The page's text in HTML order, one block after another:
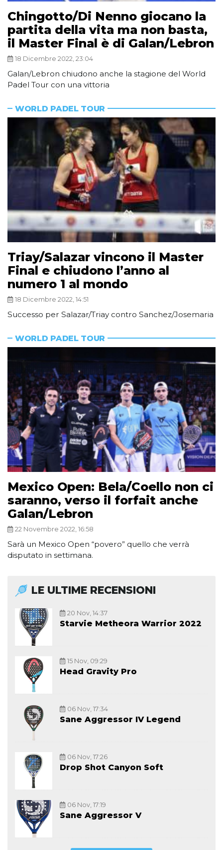
Chingotto/Di Nenno giocano la
partita della vita ma non basta,
il Master Final è di Galan/Lebron
18 Dicembre 2022, 23:04
Galan/Lebron chiudono anche la stagione del World
Padel Tour con una vittoria
WORLD PADEL TOUR
Triay/Salazar vincono il Master
Final e chiudono l’anno al
numero 1 al mondo
18 Dicembre 2022, 14:51
Successo per Salazar/Triay contro Sanchez/Josemaria
WORLD PADEL TOUR
Mexico Open: Bela/Coello non ci
saranno, verso il forfait anche
Galan/Lebron
22 Novembre 2022, 16:58
Sarà un Mexico Open “povero” quello che verrà
disputato in settimana.
LE ULTIME RECENSIONI
20 Nov, 14:37
Starvie Metheora Warrior 2022
15 Nov, 09:29
Head Gravity Pro
06 Nov, 17:34
Sane Aggressor IV Legend
06 Nov, 17:26
Drop Shot Canyon Soft
06 Nov, 17:19
Sane Aggressor V